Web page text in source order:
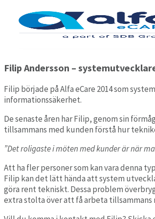
Alfa eCare Welfare moduler
Dokumentation
Enkel och strukturerad journalföring
Signering
Säker digital signering av insatser
Assistans
Komplett modul för personlig
OM
Filip Andersson –
Filip Andersson –
Filip började på Alfa eCare 2014 som
informationssäkerhet.
De senaste åren har Filip, genom sin
tillsammans med kunden förstå hur
”Det roligaste i möten med kunder är när
Att ha fler personer som kan vara denna
Filip kan det lätt hända att system
göra rent tekniskt. Dessa problem
extra stolta över att få arbeta tillsammans